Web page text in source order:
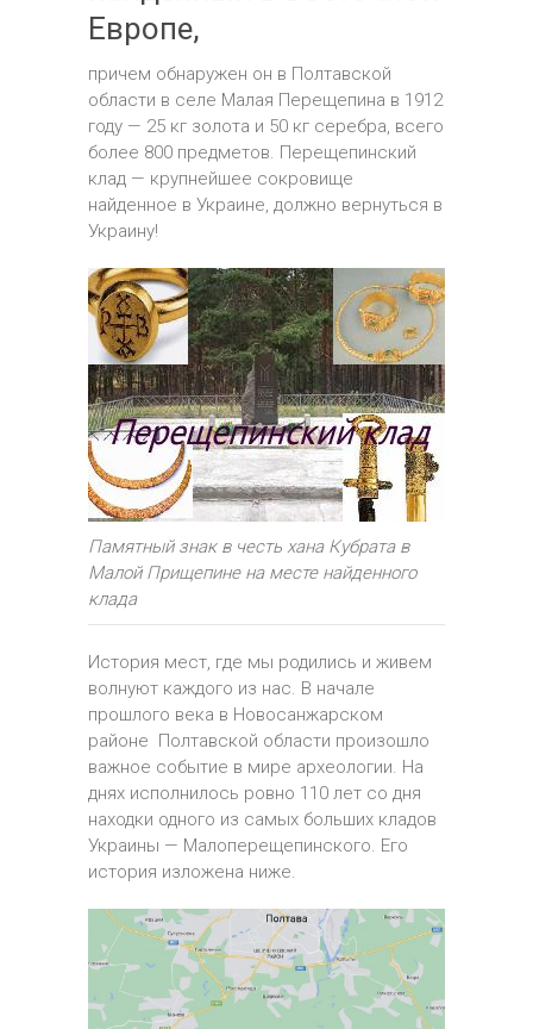
Европе,
причем обнаружен он в Полтавской
области в селе Малая Перещепина в 1912
году — 25 кг золота и 50 кг серебра, всего
более 800 предметов. Перещепинский
клад — крупнейшее сокровище
найденное в Украине, должно вернуться в
Украину!
Памятный знак в честь хана Кубрата в
Малой Прищепине на месте найденного
клада
История мест, где мы родились и живем
волнуют каждого из нас. В начале
прошлого века в Новосанжарском
районе Полтавской области произошло
важное событие в мире археологии. На
днях исполнилось ровно 110 лет со дня
находки одного из самых больших кладов
Украины — Малоперещепинского. Его
история изложена ниже.